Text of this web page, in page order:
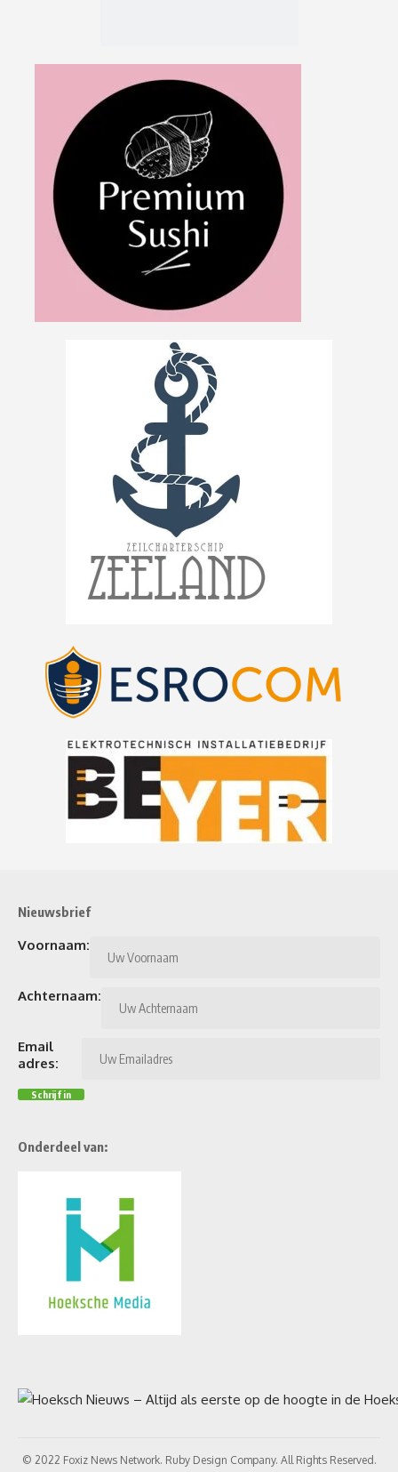
Nieuwsbrief
Voornaam:
Achternaam:
Email
adres:
Onderdeel van:
© 2022 Foxiz News Network. Ruby Design Company. All Rights Reserved.